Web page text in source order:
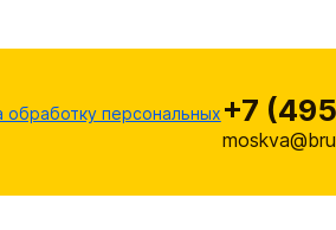
обработку персональных +7